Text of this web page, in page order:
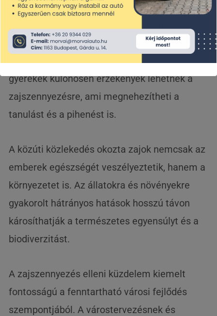
feszültséget válthatnak ki. Emellett a
és a figyelemhiány is gyakori probléma lehet
zajos környezetben. Az idősebb emberek és a
gyerekek különösen érzékenyek lehetnek a
zajszennyezésre, ami megnehezítheti a
tanulást és a pihenést is.
A közúti közlekedés okozta zajok nemcsak az
emberek egészségét veszélyeztetik, hanem a
környezetet is. Az állatokra és növényekre
gyakorolt ​​hátrányos hatások hosszú távon
károsíthatják a természetes egyensúlyt és a
biodiverzitást.
A zajszennyezés elleni küzdelem kiemelt
fontosságú a fenntartható városi fejlődés
szempontjából. A várostervezésnek és